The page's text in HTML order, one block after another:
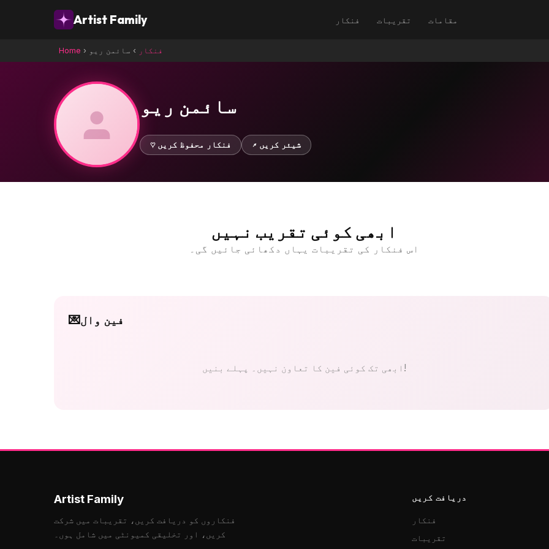
Artist Family فنکار تقریبات مقامات
Home › فنکار › سائمن ریو
سائمن ریو
♡ فنکار محفوظ کریں ↗ شیئر کریں
ابھی کوئی تقریب نہیں
اس فنکار کی تقریبات یہاں دکھائی جائیں گی۔
💌فین وال
ابھی تک کوئی فین کا تعاون نہیں۔ پہلے بنیں!
Artist Family
فنکاروں کو دریافت کریں، تقریبات میں شرکت
کریں، اور تخلیقی کمیونٹی میں شامل ہوں۔
دریافت کریں
فنکار
تقریبات